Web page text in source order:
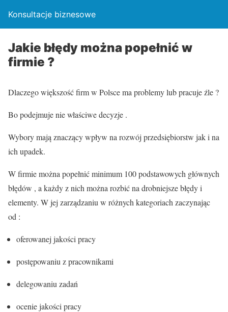
Konsultacje biznesowe
Jakie błędy można popełnić w
firmie ?
Dlaczego większość firm w Polsce ma problemy lub pracuje źle ?
Bo podejmuje nie właściwe decyzje .
Wybory mają znaczący wpływ na rozwój przedsiębiorstw jak i na
ich upadek.
W firmie można popełnić minimum 100 podstawowych głównych
błędów , a każdy z nich można rozbić na drobniejsze błędy i
elementy. W jej zarządzaniu w różnych kategoriach zaczynając
od :
oferowanej jakości pracy
postępowaniu z pracownikami
delegowaniu zadań
ocenie jakości pracy